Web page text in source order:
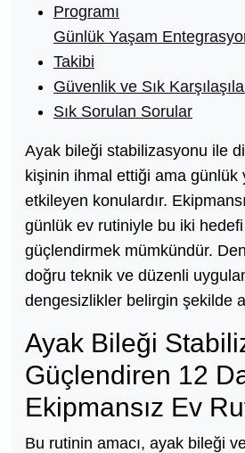
Programı
Günlük Yaşam
Takibi
Güvenlik ve Sık
Sık Sorulan Sorular
Ayak bileği stabilizasyonu ile
kişinin ihmal ettiği ama günlük
etkileyen konulardır.
günlük ev rutiniyle bu iki
güçlendirmek mümkündür.
doğru teknik ve düzenli
dengesizlikler belirgin şekilde
Ayak Bileği
Güçlendiren 12
Ekipmansız Ev
Bu rutinin amacı, ayak bileği